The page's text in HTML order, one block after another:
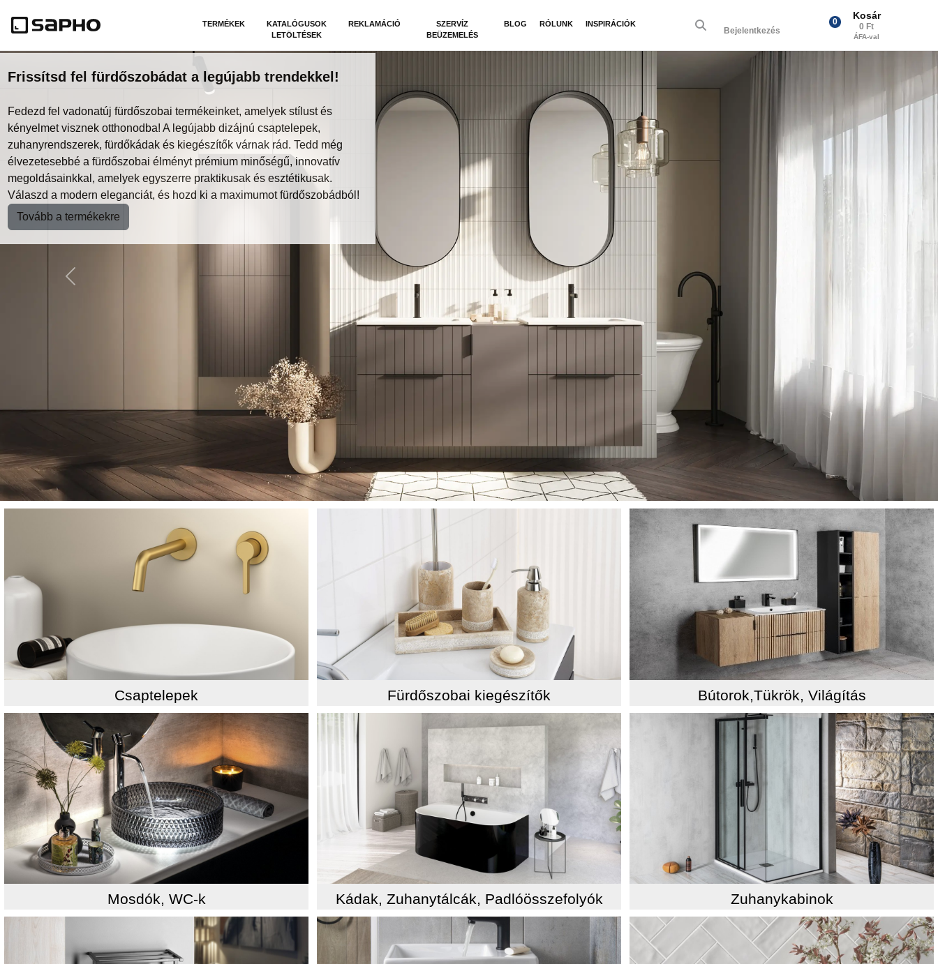
TERMÉKEK
KATALÓGUSOK
LETÖLTÉSEK
REKLAMÁCIÓ
SZERVÍZ
BEÜZEMELÉS
BLOG RÓLUNK INSPIRÁCIÓK
Bejelentkezés
0
Kosár
0 Ft
ÁFA-val
Previous
Frissítsd fel fürdőszobádat a legújabb trendekkel!
Fedezd fel vadonatúj fürdőszobai termékeinket, amelyek stílust és
kényelmet visznek otthonodba! A legújabb dizájnú csaptelepek,
zuhanyrendszerek, fürdőkádak és kiegészítők várnak rád. Tedd még
élvezetesebbé a fürdőszobai élményt prémium minőségű, innovatív
megoldásainkkal, amelyek egyszerre praktikusak és esztétikusak.
Válaszd a modern eleganciát, és hozd ki a maximumot fürdőszobádból!
Tovább a termékekre
Csaptelepek Fürdőszobai kiegészítők Bútorok,Tükrök, Világítás
Mosdók, WC-k Kádak, Zuhanytálcák, Padlóösszefolyók Zuhanykabinok